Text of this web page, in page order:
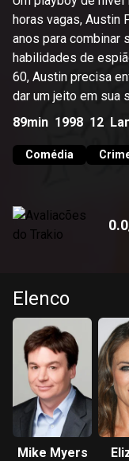
horas vagas, Austin
anos para combinar
habilidades de
60, Austin precisa
dar um jeito em sua
89min 1998 12
Comédia
0.0
Elenco
Mike Myers